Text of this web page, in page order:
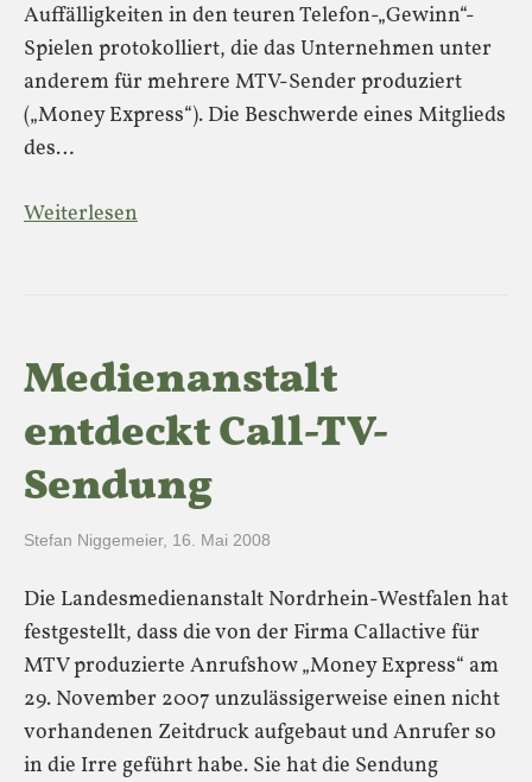
Auffälligkeiten in den teuren Telefon-„Gewinn“-
Spielen protokolliert, die das Unternehmen unter
anderem für mehrere MTV-Sender produziert
(„Money Express“). Die Beschwerde eines Mitglieds
des…
Weiterlesen
Medienanstalt
entdeckt Call-TV-
Sendung
Stefan Niggemeier, 16. Mai 2008
Die Landesmedienanstalt Nordrhein-Westfalen hat
festgestellt, dass die von der Firma Callactive für
MTV produzierte Anrufshow „Money Express“ am
29. November 2007 unzulässigerweise einen nicht
vorhandenen Zeitdruck aufgebaut und Anrufer so
in die Irre geführt habe. Sie hat die Sendung